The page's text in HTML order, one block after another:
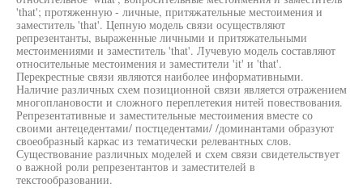
'that'; протяженную - личные, притяжательные местоимения и
заместитель 'that'. Цепную модель связи осуществляют
репрезентанты, выраженные личными и притяжательными
местоимениями и заместитель 'that'. Лучевую модель составляют
относительные местоимения и заместители 'it' и 'that'.
Перекрестные связи являются наиболее информативными.
Наличие различных схем позиционной связи является отражением
многоплановости и сложного переплетекия нитей повествования.
Репрезентативные и заместительные местоимения вместе со
своими антецедентами/ постцедентами/ /доминантами образуют
своеобразный каркас из тематически релевантных слов.
Существование различных моделей и схем связи свидетельствует
о важной роли репрезентантов и заместителей в
текстообразовании.